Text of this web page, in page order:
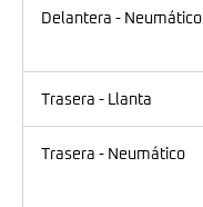
Delantera - Neumático
Trasera - Llanta
Trasera - Neumático